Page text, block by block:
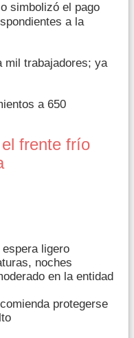
simbolizó el pago
a la
mil trabajadores; ya
a 650
frente frío
ligero
noches
en la entidad
protegerse